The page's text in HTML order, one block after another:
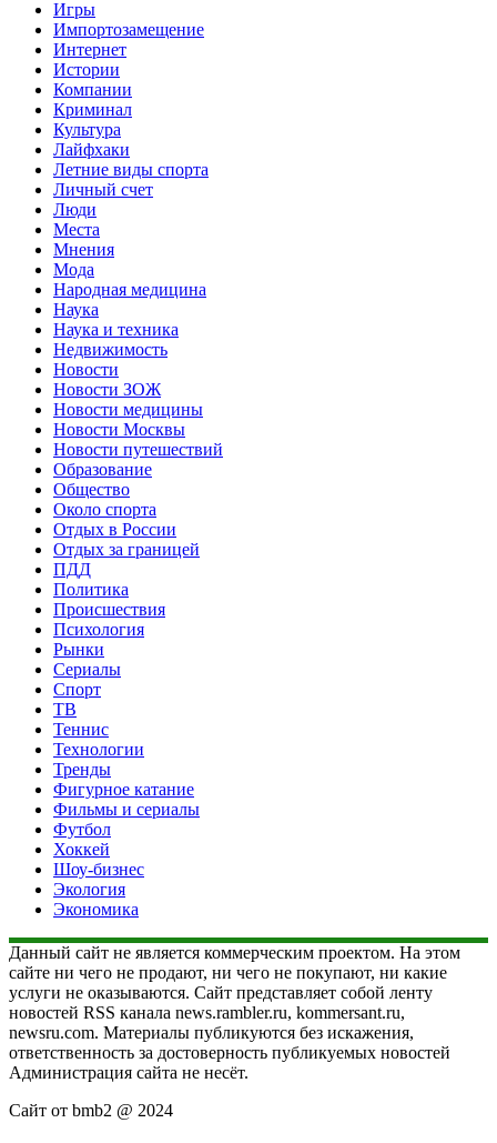
Игры
Импортозамещение
Интернет
Истории
Компании
Криминал
Культура
Лайфхаки
Летние виды спорта
Личный счет
Люди
Места
Мнения
Мода
Народная медицина
Наука
Наука и техника
Недвижимость
Новости
Новости ЗОЖ
Новости медицины
Новости Москвы
Новости путешествий
Образование
Общество
Около спорта
Отдых в России
Отдых за границей
ПДД
Политика
Происшествия
Психология
Рынки
Сериалы
Спорт
ТВ
Теннис
Технологии
Тренды
Фигурное катание
Фильмы и сериалы
Футбол
Хоккей
Шоу-бизнес
Экология
Экономика
Данный сайт не является коммерческим проектом. На этом
сайте ни чего не продают, ни чего не покупают, ни какие
услуги не оказываются. Сайт представляет собой ленту
новостей RSS канала news.rambler.ru, kommersant.ru,
newsru.com. Материалы публикуются без искажения,
ответственность за достоверность публикуемых новостей
Администрация сайта не несёт.
Сайт от bmb2 @ 2024